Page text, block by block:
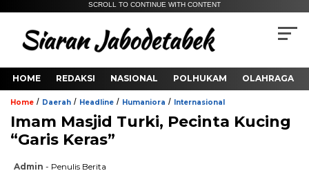
SCROLL TO CONTINUE WITH CONTENT
HOME REDAKSI NASIONAL POLHUKAM OLAHRAGA
Home / Daerah / Headline / Humaniora / Internasional
Imam Masjid Turki, Pecinta Kucing
“Garis Keras”
Admin - Penulis Berita